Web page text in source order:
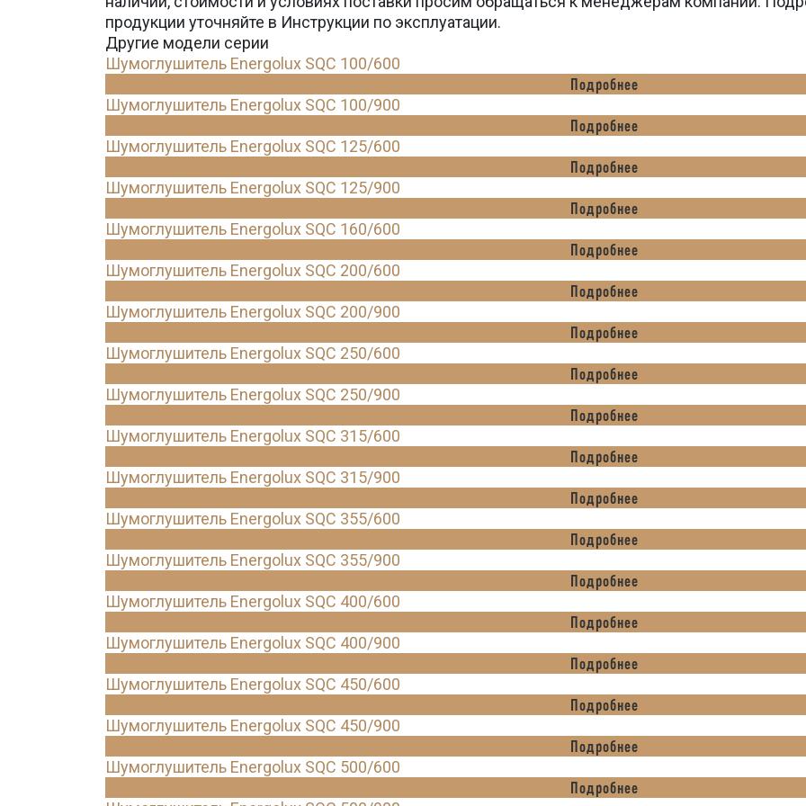
продукции уточняйте в Инструкции по эксплуатации.
Другие модели серии
Шумоглушитель Energolux SQC 100/600
Подробнее
Шумоглушитель Energolux SQC 100/900
Подробнее
Шумоглушитель Energolux SQC 125/600
Подробнее
Шумоглушитель Energolux SQC 125/900
Подробнее
Шумоглушитель Energolux SQC 160/600
Подробнее
Шумоглушитель Energolux SQC 200/600
Подробнее
Шумоглушитель Energolux SQC 200/900
Подробнее
Шумоглушитель Energolux SQC 250/600
Подробнее
Шумоглушитель Energolux SQC 250/900
Подробнее
Шумоглушитель Energolux SQC 315/600
Подробнее
Шумоглушитель Energolux SQC 315/900
Подробнее
Шумоглушитель Energolux SQC 355/600
Подробнее
Шумоглушитель Energolux SQC 355/900
Подробнее
Шумоглушитель Energolux SQC 400/600
Подробнее
Шумоглушитель Energolux SQC 400/900
Подробнее
Шумоглушитель Energolux SQC 450/600
Подробнее
Шумоглушитель Energolux SQC 450/900
Подробнее
Шумоглушитель Energolux SQC 500/600
Подробнее